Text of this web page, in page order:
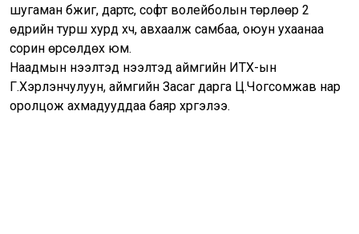
шугаман бүжиг, дартс, софт волейболын төрлөөр 2
өдрийн турш хурд хүч, авхаалж самбаа, оюун ухаанаа
сорин өрсөлдөх юм.
Наадмын нээлтэд нээлтэд аймгийн ИТХ-ын
Г.Хэрлэнчулуун, аймгийн Засаг дарга Ц.Чогсомжав нар
оролцож ахмадууддаа баяр хүргэлээ.